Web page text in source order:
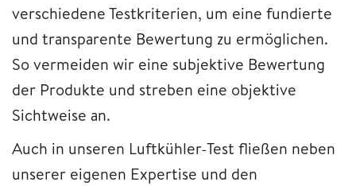
verschiedene Testkriterien, um eine fundierte
und transparente Bewertung zu ermöglichen.
So vermeiden wir eine subjektive Bewertung
der Produkte und streben eine objektive
Sichtweise an.
Auch in unseren Luftkühler-Test fließen neben
unserer eigenen Expertise und den